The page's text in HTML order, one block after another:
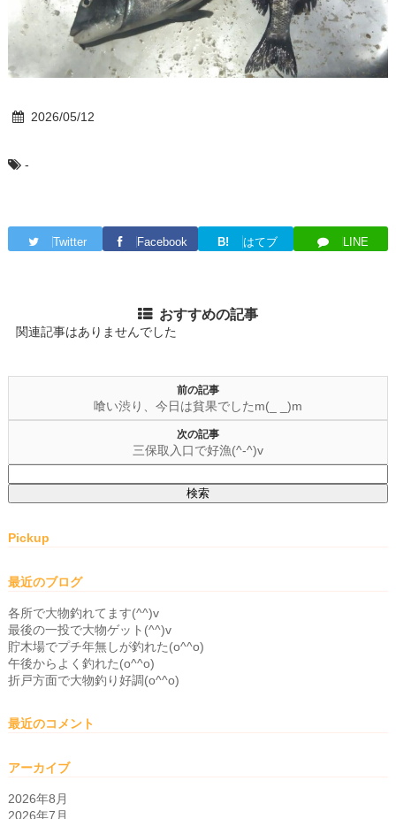
2026/05/12
-
Twitter Facebook B! はてブ LINE
おすすめの記事
関連記事はありませんでした
前の記事
喰い渋り、今日は貧果でしたm(_ _)m
次の記事
三保取入口で好漁(^-^)v
索:
Pickup
最近のブログ
各所で大物釣れてます(^^)v
最後の一投で大物ゲット(^^)v
貯木場でプチ年無しが釣れた(o^^o)
午後からよく釣れた(o^^o)
折戸方面で大物釣り好調(o^^o)
最近のコメント
アーカイブ
2026年8月
2026年7月